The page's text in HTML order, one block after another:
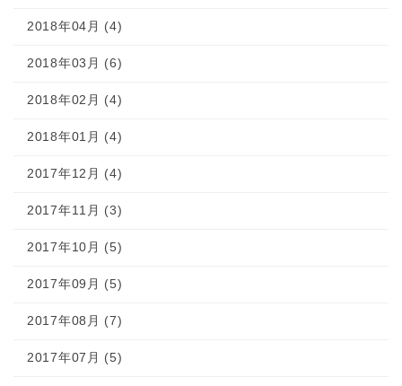
2018年04月 (4)
2018年03月 (6)
2018年02月 (4)
2018年01月 (4)
2017年12月 (4)
2017年11月 (3)
2017年10月 (5)
2017年09月 (5)
2017年08月 (7)
2017年07月 (5)